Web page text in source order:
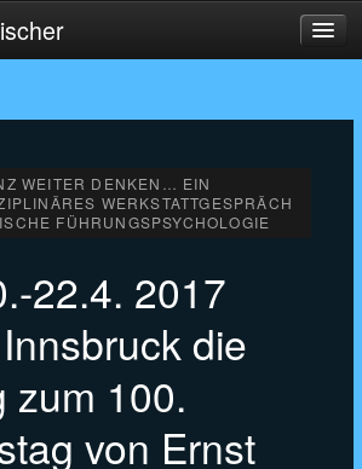
WEITER DENKEN… EIN
WERKSTATTGESPRÄCH
FÜHRUNGSPSYCHOLOGIE
22.4. 2017
die
zum 100.
von Ernst